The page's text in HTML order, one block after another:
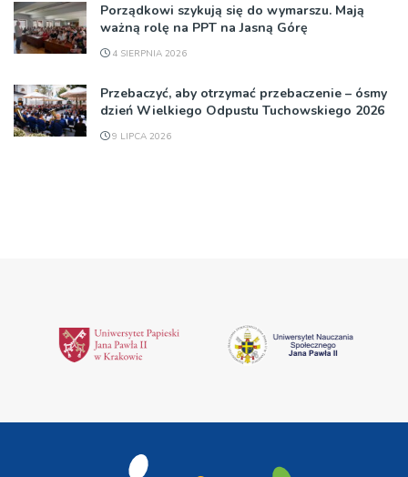
Porządkowi szykują się do wymarszu. Mają
ważną rolę na PPT na Jasną Górę
4 SIERPNIA 2026
Przebaczyć, aby otrzymać przebaczenie – ósmy
dzień Wielkiego Odpustu Tuchowskiego 2026
9 LIPCA 2026